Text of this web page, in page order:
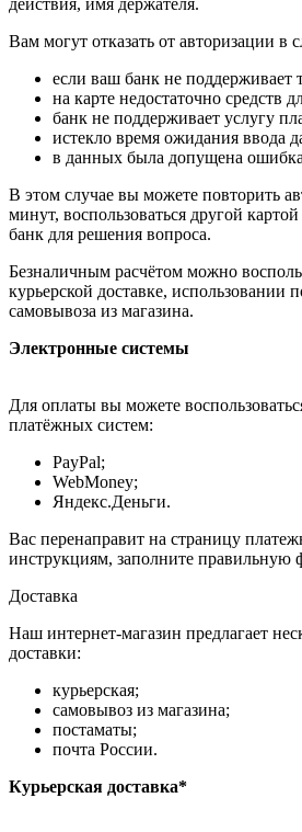
Вам могут отказать от авторизации в
если ваш банк не поддерживает
на карте недостаточно средств
банк не поддерживает услугу
истекло время ожидания ввода
в данных была допущена
В этом случае вы можете повторить
минут, воспользоваться другой
банк для решения вопроса.
Безналичным расчётом можно
курьерской доставке, использовании
самовывоза из магазина.
Электронные системы
Для оплаты вы можете
платёжных систем:
PayPal;
WebMoney;
Яндекс.Деньги.
Вас перенаправит на страницу
инструкциям, заполните правильную
Доставка
Наш интернет-магазин предлагает
доставки:
курьерская;
самовывоз из магазина;
постаматы;
почта России.
Курьерская доставка*